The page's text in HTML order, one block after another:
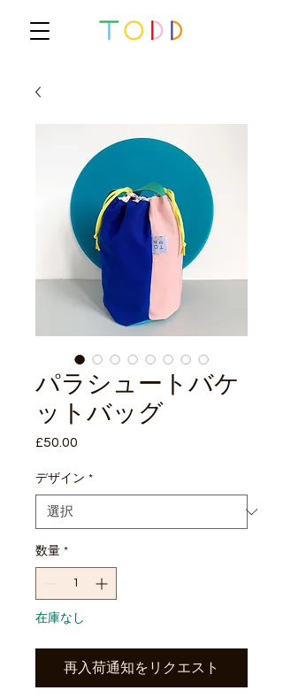
パラシュートバケ
ットバッグ
£50.00
デザイン *
数量 *
在庫なし
再入荷通知をリクエスト